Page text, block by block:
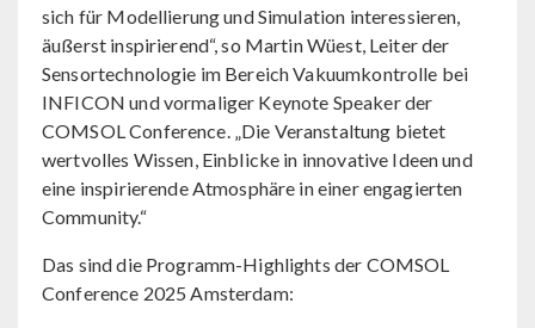
sich für Modellierung und Simulation interessieren,
äußerst inspirierend“, so Martin Wüest, Leiter der
Sensortechnologie im Bereich Vakuumkontrolle bei
INFICON und vormaliger Keynote Speaker der
COMSOL Conference. „Die Veranstaltung bietet
wertvolles Wissen, Einblicke in innovative Ideen und
eine inspirierende Atmosphäre in einer engagierten
Community.“
Das sind die Programm-Highlights der COMSOL
Conference 2025 Amsterdam: